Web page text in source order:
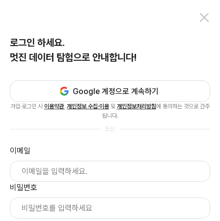
로그인 하세요.
멋진 데이터 탐험으로 안내합니다!
Google 계정으로 계속하기
가입·로그인 시 이용약관, 개인정보 수집·이용및 개인정보처리방침에 동의하는 것으로 간주
됩니다.
또는
이메일
비밀번호